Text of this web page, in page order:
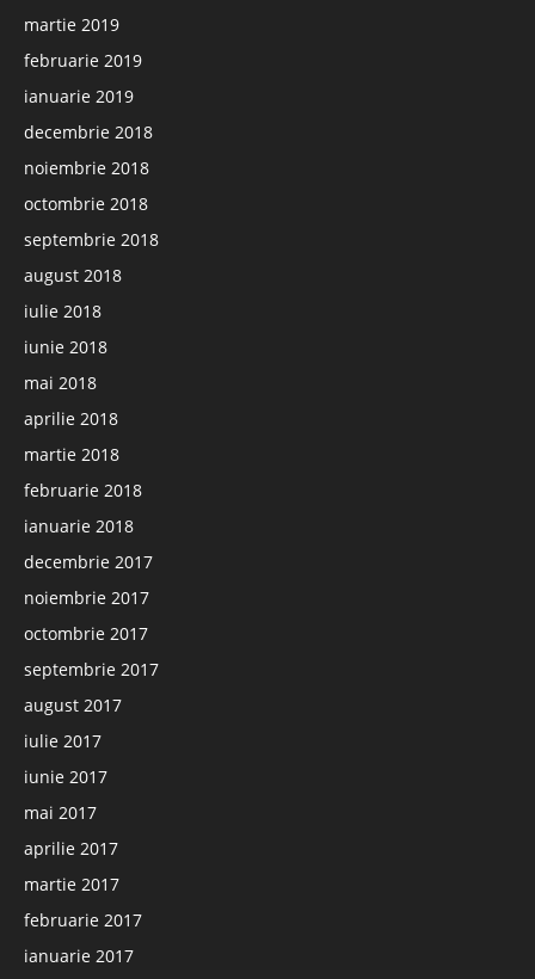
martie 2019
februarie 2019
ianuarie 2019
decembrie 2018
noiembrie 2018
octombrie 2018
septembrie 2018
august 2018
iulie 2018
iunie 2018
mai 2018
aprilie 2018
martie 2018
februarie 2018
ianuarie 2018
decembrie 2017
noiembrie 2017
octombrie 2017
septembrie 2017
august 2017
iulie 2017
iunie 2017
mai 2017
aprilie 2017
martie 2017
februarie 2017
ianuarie 2017